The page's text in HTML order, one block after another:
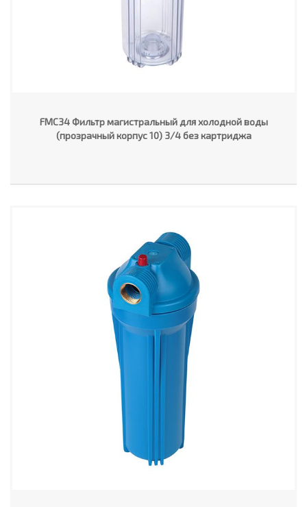
FMC34 Фильтр магистральный для холодной воды
(прозрачный корпус 10) 3/4 без картриджа